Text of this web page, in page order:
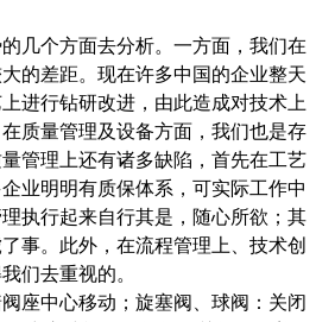
几个方面去分析。一方面，我们在
的差距。现在许多中国的企业整天
进行钻研改进，由此造成对技术上
质量管理及设备方面，我们也是存
管理上还有诸多缺陷，首先在工艺
业明明有质保体系，可实际工作中
执行起来自行其是，随心所欲；其
事。此外，在流程管理上、技术创
们去重视的。
座中心移动；旋塞阀、球阀：关闭